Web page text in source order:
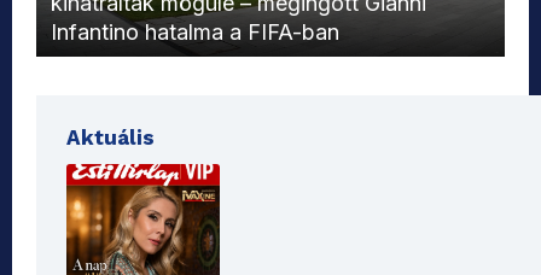
Infantino hatalma a FIFA-ban
Aktuális